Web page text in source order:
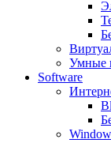
Умные
Software